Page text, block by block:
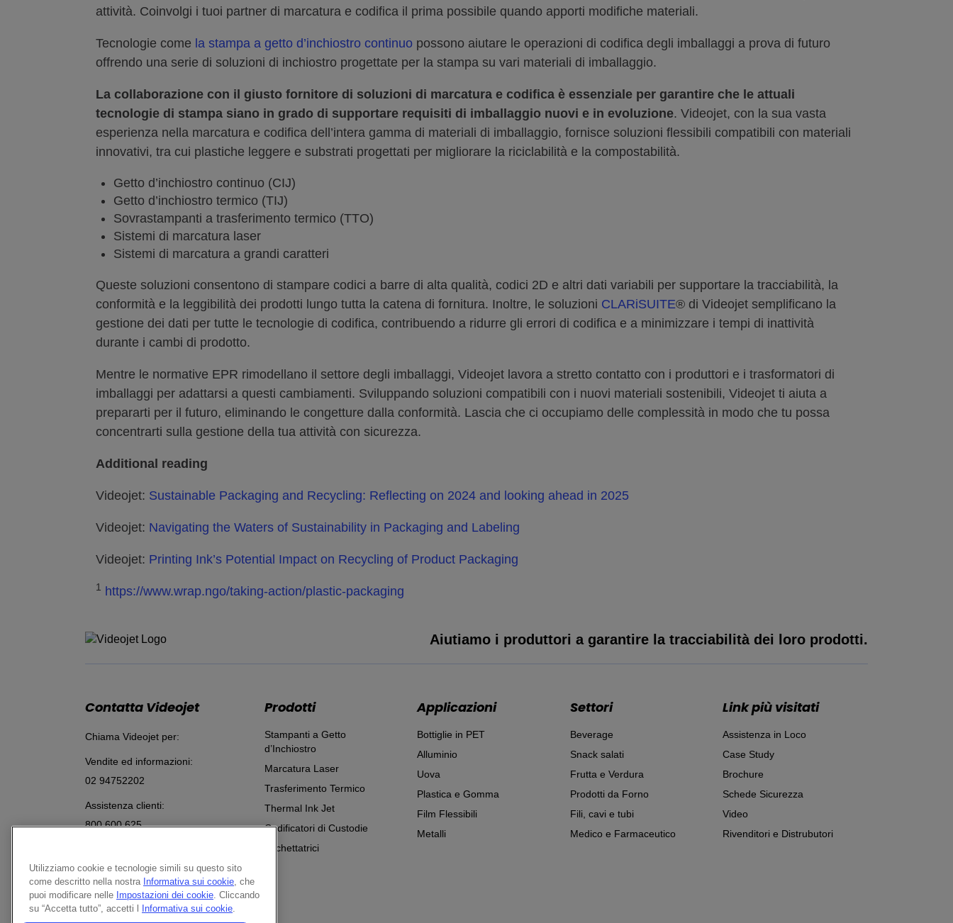
attività. Coinvolgi i tuoi partner di marcatura e codifica il prima possibile quando apporti modifiche materiali.
Tecnologie come la stampa a getto d’inchiostro continuo possono aiutare le operazioni di codifica degli imballaggi a prova di futuro
offrendo una serie di soluzioni di inchiostro progettate per la stampa su vari materiali di imballaggio.
La collaborazione con il giusto fornitore di soluzioni di marcatura e codifica è essenziale per garantire che le attuali
tecnologie di stampa siano in grado di supportare requisiti di imballaggio nuovi e in evoluzione. Videojet, con la sua vasta
esperienza nella marcatura e codifica dell’intera gamma di materiali di imballaggio, fornisce soluzioni flessibili compatibili con materiali
innovativi, tra cui plastiche leggere e substrati progettati per migliorare la riciclabilità e la compostabilità.
Getto d’inchiostro continuo (CIJ)
Getto d’inchiostro termico (TIJ)
Sovrastampanti a trasferimento termico (TTO)
Sistemi di marcatura laser
Sistemi di marcatura a grandi caratteri
Queste soluzioni consentono di stampare codici a barre di alta qualità, codici 2D e altri dati variabili per supportare la tracciabilità, la
conformità e la leggibilità dei prodotti lungo tutta la catena di fornitura. Inoltre, le soluzioni CLARiSUITE® di Videojet semplificano la
gestione dei dati per tutte le tecnologie di codifica, contribuendo a ridurre gli errori di codifica e a minimizzare i tempi di inattività
durante i cambi di prodotto.
Mentre le normative EPR rimodellano il settore degli imballaggi, Videojet lavora a stretto contatto con i produttori e i trasformatori di
imballaggi per adattarsi a questi cambiamenti. Sviluppando soluzioni compatibili con i nuovi materiali sostenibili, Videojet ti aiuta a
prepararti per il futuro, eliminando le congetture dalla conformità. Lascia che ci occupiamo delle complessità in modo che tu possa
concentrarti sulla gestione della tua attività con sicurezza.
Additional reading
Videojet: Sustainable Packaging and Recycling: Reflecting on 2024 and looking ahead in 2025
Videojet: Navigating the Waters of Sustainability in Packaging and Labeling
Videojet: Printing Ink’s Potential Impact on Recycling of Product Packaging
1 https://www.wrap.ngo/taking-action/plastic-packaging
Aiutiamo i produttori a garantire la tracciabilità dei loro prodotti.
Contatta Videojet
Chiama Videojet per:
Vendite ed informazioni:
02 94752202
Assistenza clienti:
800 600 625
inviaci una richiesta
Follow Us On
Prodotti
Stampanti a Getto
d’Inchiostro
Marcatura Laser
Trasferimento Termico
Thermal Ink Jet
Codificatori di Custodie
Etichettatrici
Applicazioni
Bottiglie in PET
Alluminio
Uova
Plastica e Gomma
Film Flessibili
Metalli
Settori
Beverage
Snack salati
Frutta e Verdura
Prodotti da Forno
Fili, cavi e tubi
Medico e Farmaceutico
Link più visitati
Assistenza in Loco
Case Study
Brochure
Schede Sicurezza
Video
Rivenditori e Distrubutori
Utilizziamo cookie e tecnologie simili su questo sito
come descritto nella nostra Informativa sui cookie, che
puoi modificare nelle Impostazioni dei cookie. Cliccando
su “Accetta tutto”, accetti l
Informativa sui cookie.